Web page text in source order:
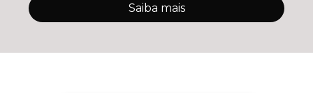
Saiba mais